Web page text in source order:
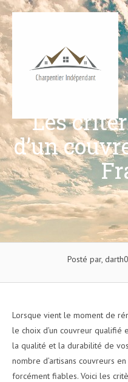
Passer
au
contenu
Les
d’un
Posté par,
Lorsque vient le moment de
le choix d’un couvreur qualifié
la qualité et la durabilité de
nombre d’artisans couvreurs
forcément fiables. Voici les